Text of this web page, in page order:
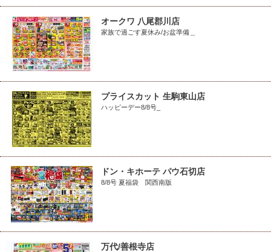
オークワ 八尾郡川店
家族で過ごす夏休み/お盆準備＿
プライスカット 生駒東山店
ハッピーデー8/8号_
ドン・キホーテ パウ石切店
8/8号 夏福袋 関西南版
万代/善根寺店